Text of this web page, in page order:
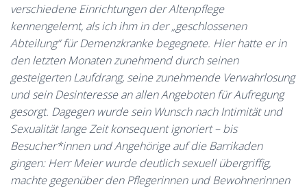
N
verschiedene Einrichtungen der Altenpflege
kennengelernt, als ich ihm in der „geschlossenen
Abteilung“ für Demenzkranke begegnete. Hier hatte er in
den letzten Monaten zunehmend durch seinen
gesteigerten Laufdrang, seine zunehmende Verwahrlosung
und sein Desinteresse an allen Angeboten für Aufregung
gesorgt. Dagegen wurde sein Wunsch nach Intimität und
Sexualität lange Zeit konsequent ignoriert – bis
Besucher*innen und Angehörige auf die Barrikaden
gingen: Herr Meier wurde deutlich sexuell übergriffig,
machte gegenüber den Pflegerinnen und Bewohnerinnen